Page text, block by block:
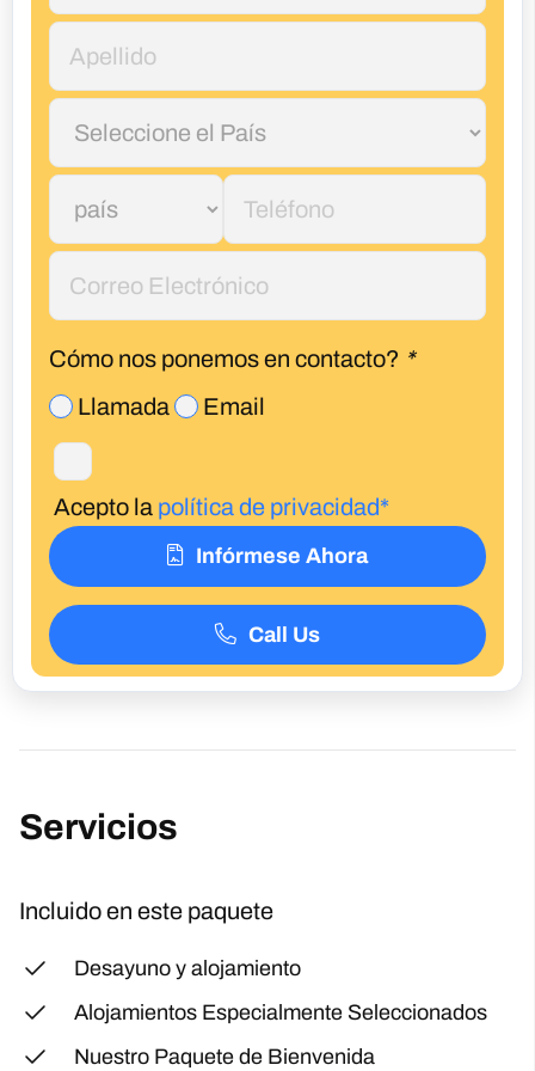
Cómo nos ponemos en contacto? *
Llamada
Email
Acepto la política de privacidad*
Infórmese Ahora
Call Us
Servicios
Incluido en este paquete
Desayuno y alojamiento
Alojamientos Especialmente Seleccionados
Nuestro Paquete de Bienvenida